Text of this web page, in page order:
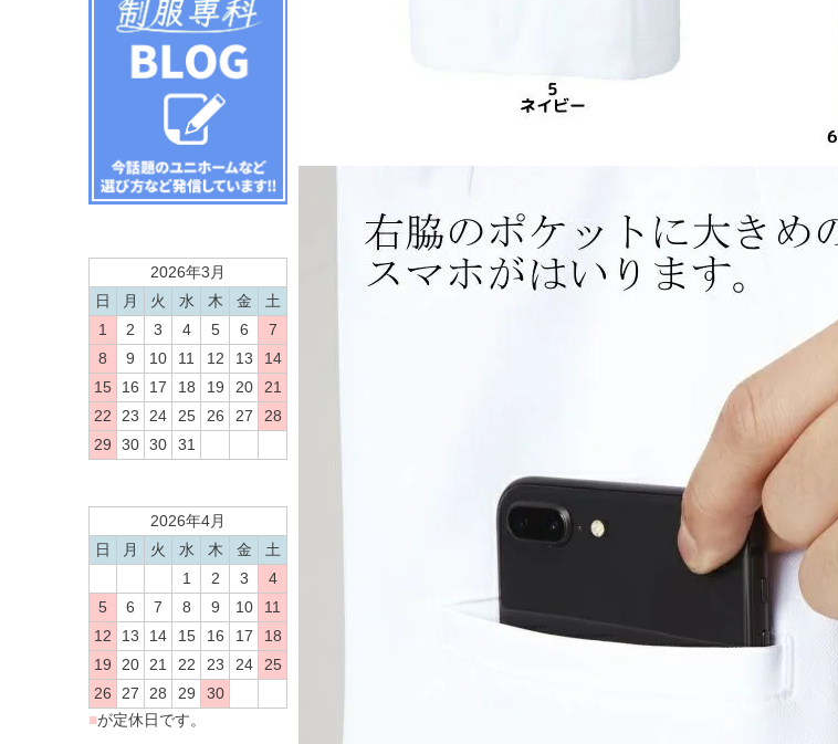
2026年3月
日
月 火 水 木 金
土
1
2 3 4 5 6
7
8
9 10 11 12 13
14
15
16 17 18 19 20
21
22
23 24 25 26 27
28
29
30 30 31
2026年4月
日
月 火 水 木 金
土
1
2 3
4
5
6 7 8 9 10
11
12
13 14 15 16 17
18
19
20 21 22 23 24
25
26
27 28 29
30
■が定休日です。